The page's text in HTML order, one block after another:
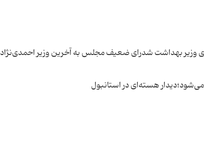
وزیر بهداشت شدرای ضعیف مجلس به آخرین وزیر احمدی‌نژاد
هسته‌ای در استانبول